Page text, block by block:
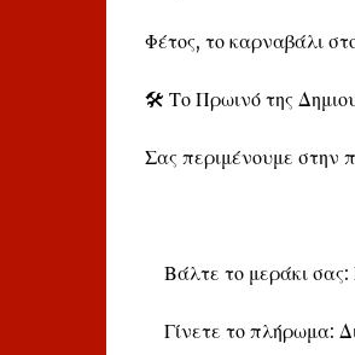
Φέτος, το καρναβάλι
🛠️ Το Πρωινό της
Σας περιμένουμε στην
Βάλτε το μεράκι σας:
Γίνετε το πλήρωμα: